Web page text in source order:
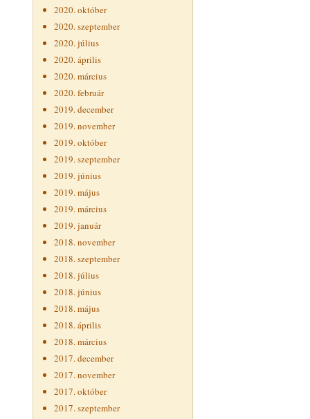
2020. október
2020. szeptember
2020. július
2020. április
2020. március
2020. február
2019. december
2019. november
2019. október
2019. szeptember
2019. június
2019. május
2019. március
2019. január
2018. november
2018. szeptember
2018. július
2018. június
2018. május
2018. április
2018. március
2017. december
2017. november
2017. október
2017. szeptember